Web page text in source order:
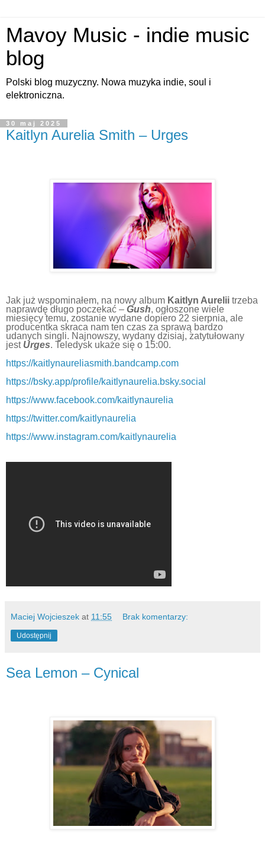
Mavoy Music - indie music
blog
Polski blog muzyczny. Nowa muzyka indie, soul i
elektroniczna.
30 maj 2025
Kaitlyn Aurelia Smith – Urges
Jak już wspominałem, na nowy album Kaitlyn Aurelii trzeba
naprawdę długo poczekać – Gush, ogłoszone wiele
miesięcy temu, zostanie wydane dopiero 22 sierpnia, ale
producentka skraca nam ten czas za sprawą bardzo
udanych singli. Najnowszy, wydany dzisiaj, zatytułowany
jest Urges. Teledysk ukaże się o 15:00.
https://kaitlynaureliasmith.bandcamp.com
https://bsky.app/profile/kaitlynaurelia.bsky.social
https://www.facebook.com/kaitlynaurelia
https://twitter.com/kaitlynaurelia
https://www.instagram.com/kaitlynaurelia
Maciej Wojcieszek at 11:55 Brak komentarzy:
Udostępnij
Sea Lemon – Cynical